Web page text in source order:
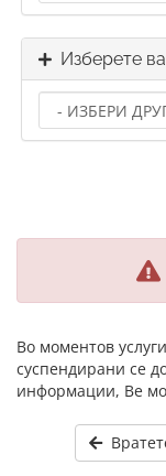
Изберете
Во моментов
суспендирани се
информации, Ве